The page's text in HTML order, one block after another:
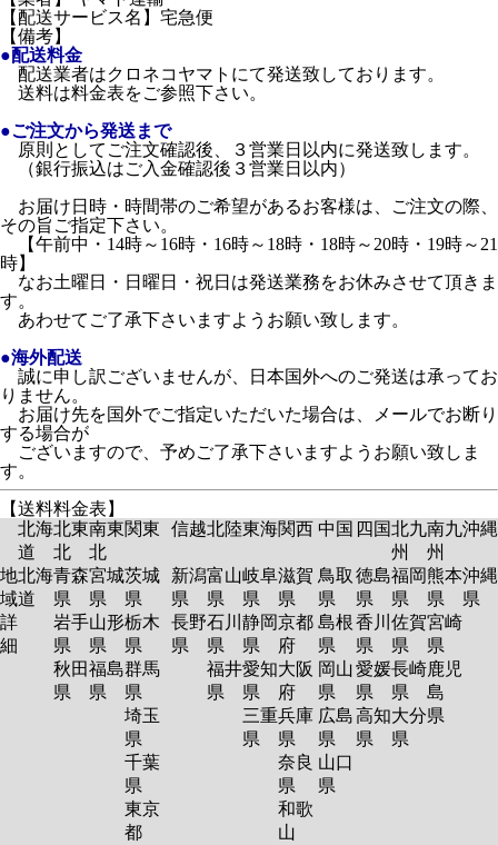
【配送サービス名】宅急便
【備考】
●配送料金
配送業者はクロネコヤマトにて発送致しております。
送料は料金表をご参照下さい。
●ご注文から発送まで
原則としてご注文確認後、３営業日以内に発送致します。
（銀行振込はご入金確認後３営業日以内）
お届け日時・時間帯のご希望があるお客様は、ご注文の際、
その旨ご指定下さい。
【午前中・14時～16時・16時～18時・18時～20時・19時～21
時】
なお土曜日・日曜日・祝日は発送業務をお休みさせて頂きま
す。
あわせてご了承下さいますようお願い致します。
●海外配送
誠に申し訳ございませんが、日本国外へのご発送は承ってお
りません。
お届け先を国外でご指定いただいた場合は、メールでお断り
する場合が
ございますので、予めご了承下さいますようお願い致しま
す。
【送料料金表】
北海
道
北東
北
南東
北
関東 信越北陸東海関西 中国 四国北九
州
南九
州
沖縄
地
域
詳
細
北海
道
青森
県
岩手
県
秋田
県
宮城
県
山形
県
福島
県
茨城
県
栃木
県
群馬
県
埼玉
県
千葉
県
東京
都
新潟
県
長野
県
富山
県
石川
県
福井
県
岐阜
県
静岡
県
愛知
県
三重
県
滋賀
県
京都
府
大阪
府
兵庫
県
奈良
県
和歌
山
鳥取
県
島根
県
岡山
県
広島
県
山口
県
徳島
県
香川
県
愛媛
県
高知
県
福岡
県
佐賀
県
長崎
県
大分
県
熊本
県
宮崎
県
鹿児
島
県
沖縄
県